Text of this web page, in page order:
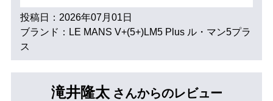
投稿日：2026年07月01日
ブランド：LE MANS V+(5+)LM5 Plus ル・マン5プラ
ス
滝井隆太 さんからのレビュー